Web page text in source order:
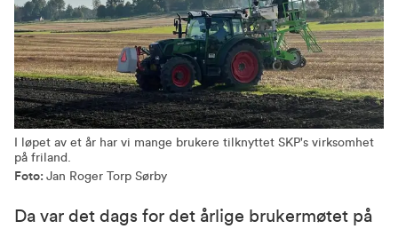
I løpet av et år har vi mange brukere tilknyttet SKP's virksomhet
på friland.
Foto: Jan Roger Torp Sørby
Da var det dags for det årlige brukermøtet på